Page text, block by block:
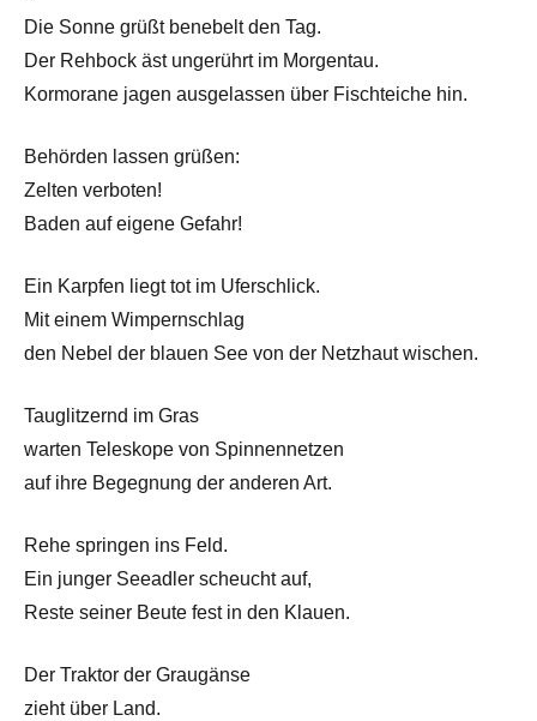
Die Sonne grüßt benebelt den Tag.
Der Rehbock äst ungerührt im Morgentau.
Kormorane jagen ausgelassen über Fischteiche hin.
Behörden lassen grüßen:
Zelten verboten!
Baden auf eigene Gefahr!
Ein Karpfen liegt tot im Uferschlick.
Mit einem Wimpernschlag
den Nebel der blauen See von der Netzhaut wischen.
Tauglitzernd im Gras
warten Teleskope von Spinnennetzen
auf ihre Begegnung der anderen Art.
Rehe springen ins Feld.
Ein junger Seeadler scheucht auf,
Reste seiner Beute fest in den Klauen.
Der Traktor der Graugänse
zieht über Land.